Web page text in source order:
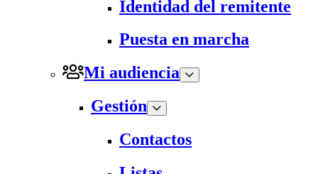
Identidad del remitente
Puesta en marcha
Mi audiencia
Gestión
Contactos